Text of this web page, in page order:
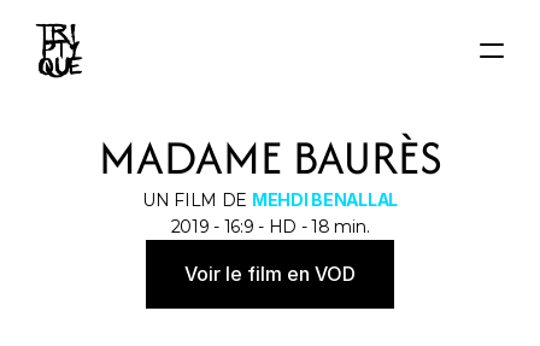
ACTUS
AUTEUR·ICE·S
MADAME BAURÈS
UN FILM DE MEHDI BENALLAL
2019 - 16:9 - HD - 18 min.
Voir le film en VOD